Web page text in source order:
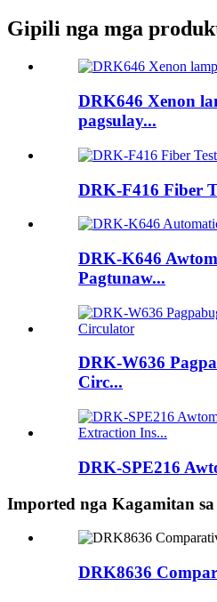
Gipili nga mga
DRK646 Xenon
pagsulay...
DRK-F416 Fiber
DRK-K646
Pagtunaw...
DRK-W636
Circ...
DRK-SPE216
Imported nga Kagamitan sa
DRK8636